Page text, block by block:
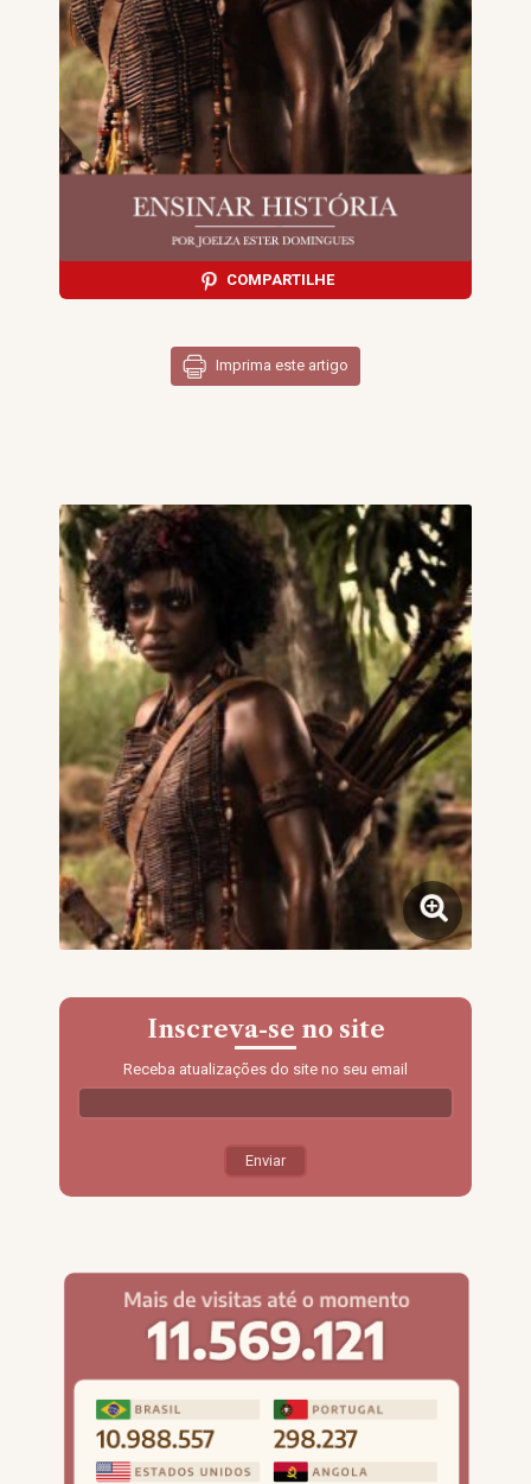
COMPARTILHE
Imprima este artigo
Inscreva-se no site
Receba atualizações do site no seu email